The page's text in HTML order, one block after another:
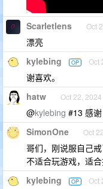
Scarletlens Oct
漂亮
kylebing OP Oct
谢喜欢。
hatw Oct 22, 2024
@kylebing #13 感谢
SimonOne Oct
哥们，刚说服自己
不适合玩游戏，适
kylebing OP Oct